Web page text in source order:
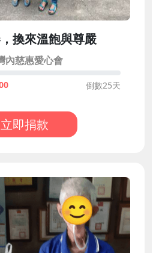
換來溫飽與尊嚴
內慈惠愛心會
倒數25天
立即捐款